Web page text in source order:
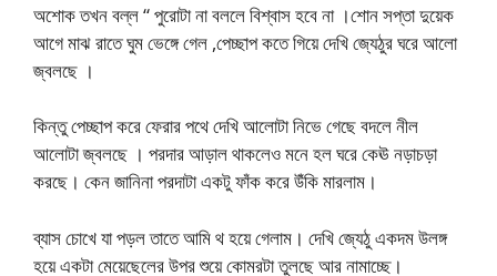
অশোক তখন বল্ল “ পুরোটা না বললে বিশ্বাস হবে না ।শোন সপ্তা দুয়েক
আগে মাঝ রাতে ঘুম ভেঙ্গে গেল ,পেচ্ছাপ কতে গিয়ে দেখি জ্যেঠুর ঘরে আলো
জ্বলছে ।
কিন্তু পেচ্ছাপ করে ফেরার পথে দেখি আলোটা নিভে গেছে বদলে নীল
আলোটা জ্বলছে । পরদার আড়াল থাকলেও মনে হল ঘরে কেঊ নড়াচড়া
করছে। কেন জানিনা পরদাটা একটু ফাঁক করে উঁকি মারলাম।
ব্যাস চোখে যা পড়ল তাতে আমি থ হয়ে গেলাম। দেখি জ্যেঠু একদম উলঙ্গ
হয়ে একটা মেয়েছেলের উপর শুয়ে কোমরটা তুলছে আর নামাচ্ছে।